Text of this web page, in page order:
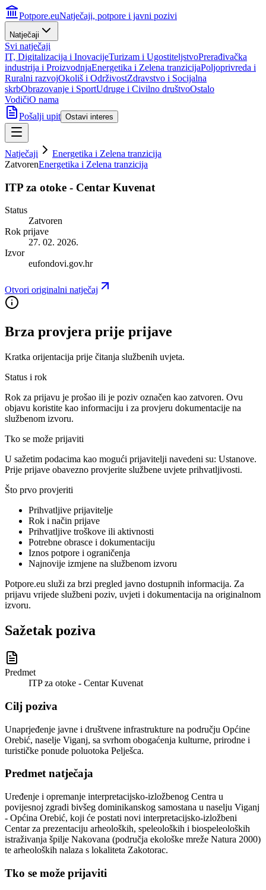
Potpore.euNatječaji, potpore i javni pozivi
Natječaji
Svi natječaji
IT, Digitalizacija i InovacijeTurizam i UgostiteljstvoPrerađivačka
industrija i ProizvodnjaEnergetika i Zelena tranzicijaPoljoprivreda i
Ruralni razvojOkoliš i OdrživostZdravstvo i Socijalna
skrbObrazovanje i SportUdruge i Civilno društvoOstalo
VodičiO nama
Pošalji upit Ostavi interes
Natječaji
Energetika i Zelena tranzicija
ZatvorenEnergetika i Zelena tranzicija
ITP za otoke - Centar Kuvenat
Status
Zatvoren
Rok prijave
27. 02. 2026.
Izvor
eufondovi.gov.hr
Otvori originalni natječaj
Brza provjera prije prijave
Kratka orijentacija prije čitanja službenih uvjeta.
Status i rok
Rok za prijavu je prošao ili je poziv označen kao zatvoren. Ovu
objavu koristite kao informaciju i za provjeru dokumentacije na
službenom izvoru.
Tko se može prijaviti
U sažetim podacima kao mogući prijavitelji navedeni su: Ustanove.
Prije prijave obavezno provjerite službene uvjete prihvatljivosti.
Što prvo provjeriti
Prihvatljive prijavitelje
Rok i način prijave
Prihvatljive troškove ili aktivnosti
Potrebne obrasce i dokumentaciju
Iznos potpore i ograničenja
Najnovije izmjene na službenom izvoru
Potpore.eu služi za brzi pregled javno dostupnih informacija. Za
prijavu vrijede službeni poziv, uvjeti i dokumentacija na originalnom
izvoru.
Sažetak poziva
Predmet
ITP za otoke - Centar Kuvenat
Cilj poziva
Unaprjeđenje javne i društvene infrastrukture na području Općine
Orebić, naselje Viganj, sa svrhom obogaćenja kulturne, prirodne i
turističke ponude poluotoka Pelješca.
Predmet natječaja
Uređenje i opremanje interpretacijsko-izložbenog Centra u
povijesnoj zgradi bivšeg dominikanskog samostana u naselju Viganj
- Općina Orebić, koji će postati novi interpretacijsko-izložbeni
Centar za prezentaciju arheoloških, speleoloških i biospeleoloških
istraživanja špilje Nakovana (područja ekološke mreže Natura 2000)
te arheoloških nalaza s lokaliteta Zakotorac.
Tko se može prijaviti